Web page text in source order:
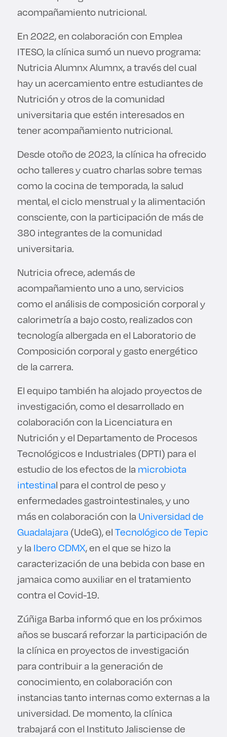
acompañamiento nutricional.
En 2022, en colaboración con Emplea
ITESO, la clínica sumó un nuevo programa:
Nutricia Alumnx Alumnx, a través del cual
hay un acercamiento entre estudiantes de
Nutrición y otros de la comunidad
universitaria que estén interesados en
tener acompañamiento nutricional.
Desde otoño de 2023, la clínica ha ofrecido
ocho talleres y cuatro charlas sobre temas
como la cocina de temporada, la salud
mental, el ciclo menstrual y la alimentación
consciente, con la participación de más de
380 integrantes de la comunidad
universitaria.
Nutricia ofrece, además de
acompañamiento uno a uno, servicios
como el análisis de composición corporal y
calorimetría a bajo costo, realizados con
tecnología albergada en el Laboratorio de
Composición corporal y gasto energético
de la carrera.
El equipo también ha alojado proyectos de
investigación, como el desarrollado en
colaboración con la Licenciatura en
Nutrición y el Departamento de Procesos
Tecnológicos e Industriales (DPTI) para el
estudio de los efectos de la microbiota
intestinal para el control de peso y
enfermedades gastrointestinales, y uno
más en colaboración con la Universidad de
Guadalajara (UdeG), elTecnológico de Tepic
y la Ibero CDMX, en el que se hizo la
caracterización de una bebida con base en
jamaica como auxiliar en el tratamiento
contra el Covid-19.
Zúñiga Barba informó que en los próximos
años se buscará reforzar la participación de
la clínica en proyectos de investigación
para contribuir a la generación de
conocimiento, en colaboración con
instancias tanto internas como externas a la
universidad. De momento, la clínica
trabajará con el Instituto Jalisciense de